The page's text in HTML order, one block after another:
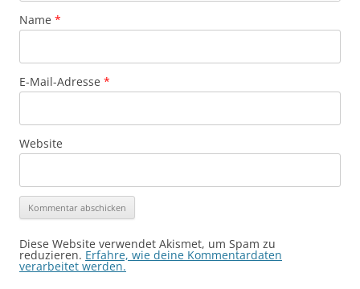
Name *
E-Mail-Adresse *
Website
Diese Website verwendet Akismet, um Spam zu
reduzieren. Erfahre, wie deine Kommentardaten
verarbeitet werden.